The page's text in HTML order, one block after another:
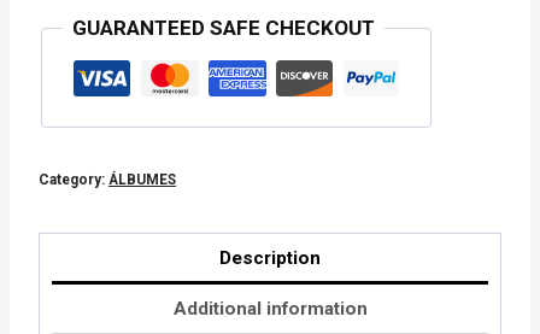
GUARANTEED SAFE CHECKOUT
Category: ÁLBUMES
Description
Additional information